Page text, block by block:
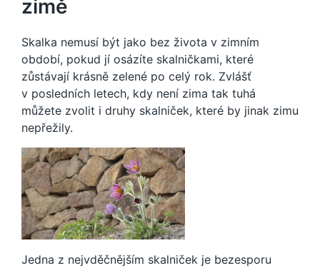
zimě
Skalka nemusí být jako bez života v zimním
období, pokud jí osázíte skalničkami, které
zůstávají krásně zelené po celý rok. Zvlášť
v posledních letech, kdy není zima tak tuhá
můžete zvolit i druhy skalniček, které by jinak zimu
nepřežily.
Jedna z nejvděčnějším skalniček je bezesporu